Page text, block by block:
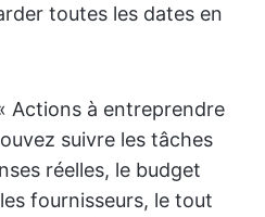
toutes les dates en
Actions à entreprendre
suivre les tâches
réelles, le budget
fournisseurs, le tout